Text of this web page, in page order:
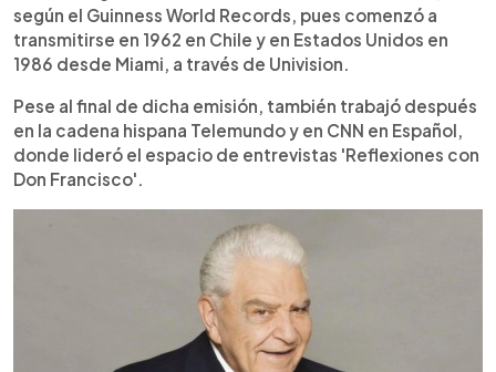
según el Guinness World Records, pues comenzó a
transmitirse en 1962 en Chile y en Estados Unidos en
1986 desde Miami, a través de Univision.
Pese al final de dicha emisión, también trabajó después
en la cadena hispana Telemundo y en CNN en Español,
donde lideró el espacio de entrevistas 'Reflexiones con
Don Francisco'.